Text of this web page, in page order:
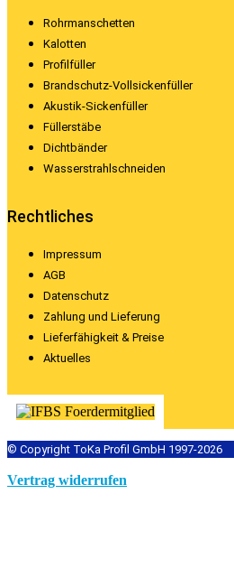
Rohrmanschetten
Kalotten
Profilfüller
Brandschutz-Vollsickenfüller
Akustik-Sickenfüller
Füllerstäbe
Dichtbänder
Wasserstrahlschneiden
Rechtliches
Impressum
AGB
Datenschutz
Zahlung und Lieferung
Lieferfähigkeit & Preise
Aktuelles
© Copyright ToKa Profil GmbH 1997-2026
Vertrag widerrufen